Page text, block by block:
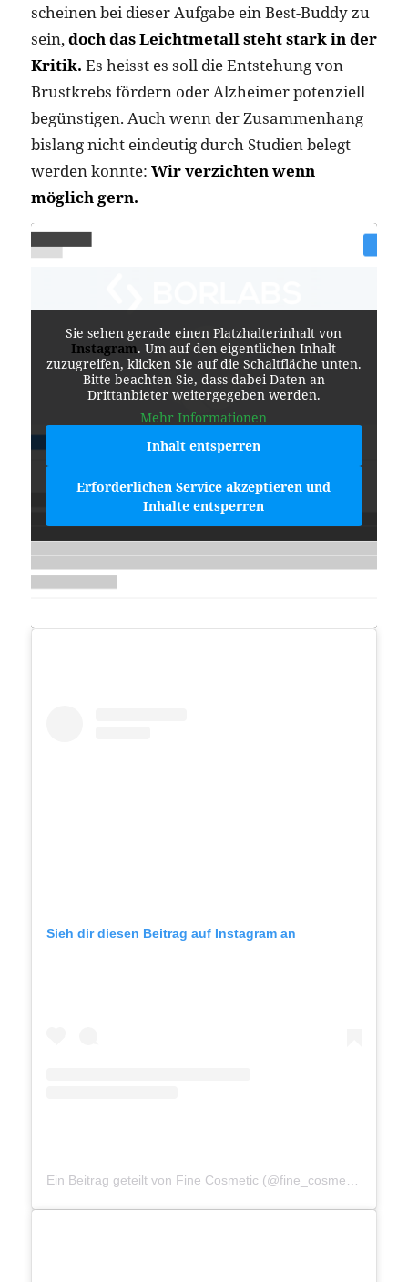
scheinen bei dieser Aufgabe ein Best-Buddy zu
sein,doch das Leichtmetall steht stark in der
Kritik. Es heisst es soll die Entstehung von
Brustkrebs fördern oder Alzheimer potenziell
begünstigen. Auch wenn der Zusammenhang
bislang nicht eindeutig durch Studien belegt
werden konnte: Wir verzichten wenn
möglich gern.
Sie sehen gerade einen Platzhalterinhalt von
Instagram. Um auf den eigentlichen Inhalt
zuzugreifen, klicken Sie auf die Schaltfläche unten.
Bitte beachten Sie, dass dabei Daten an
Drittanbieter weitergegeben werden.
Mehr Informationen
Inhalt entsperren
Erforderlichen Service akzeptieren und
Inhalte entsperren
Sieh dir diesen Beitrag auf Instagram an